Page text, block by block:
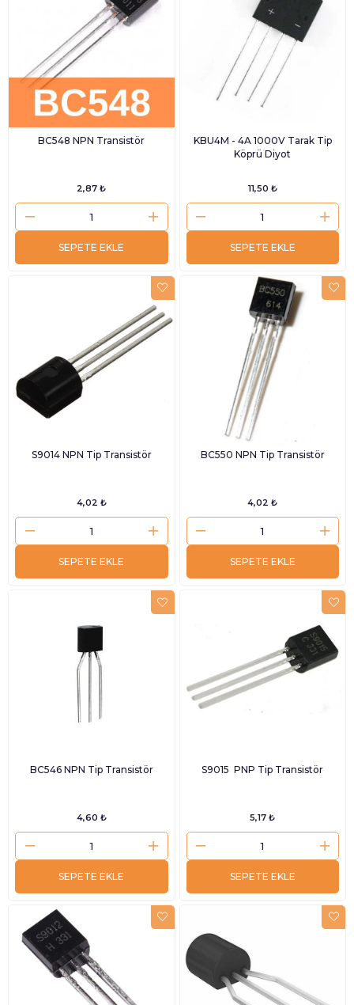
BC548 NPN Transistör
2,87 ₺
SEPETE EKLE
KBU4M - 4A 1000V Tarak Tip
Köprü Diyot
11,50 ₺
SEPETE EKLE
S9014 NPN Tip Transistör
4,02 ₺
SEPETE EKLE
BC550 NPN Tip Transistör
4,02 ₺
SEPETE EKLE
BC546 NPN Tip Transistör
4,60 ₺
SEPETE EKLE
S9015 PNP Tip Transistör
5,17 ₺
SEPETE EKLE